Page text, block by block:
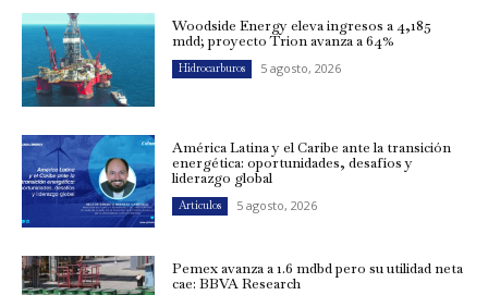
Woodside Energy eleva ingresos a 4,185
mdd; proyecto Trion avanza a 64%
Hidrocarburos 5 agosto, 2026
América Latina y el Caribe ante la transición
energética: oportunidades, desafíos y
liderazgo global
Artículos 5 agosto, 2026
Pemex avanza a 1.6 mdbd pero su utilidad neta
cae: BBVA Research